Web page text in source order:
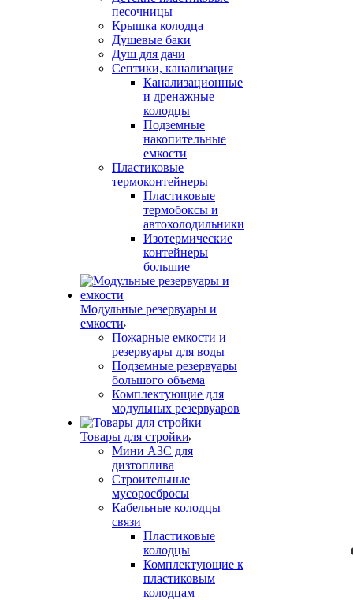
песочницы
Крышка колодца
Душевые баки
Душ для дачи
Септики, канализация
Канализационные
и дренажные
колодцы
Подземные
накопительные
емкости
Пластиковые
термоконтейнеры
Пластиковые
термобоксы и
автохолодильники
Изотермические
контейнеры
большие
Модульные резервуары и
емкости
Пожарные емкости и
резервуары для воды
Подземные резервуары
большого объема
Комплектующие для
модульных резервуаров
Товары для стройки
Мини АЗС для
дизтоплива
Строительные
мусоросбросы
Кабельные колодцы
связи
Пластиковые
колодцы
Комплектующие к
пластиковым
колодцам